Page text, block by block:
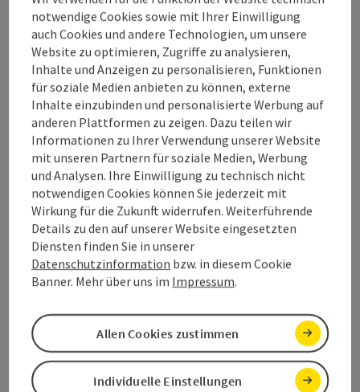
Anreise/Lage
Preise
Barrierefreiheit
Beitrag merken
zum Merkzettel
PDF erstellen
In der Nähe
powered by
notwendige Cookies sowie mit Ihrer Einwilligung
auch Cookies und andere Technologien, um unsere
Website zu optimieren, Zugriffe zu analysieren,
Inhalte und Anzeigen zu personalisieren, Funktionen
für soziale Medien anbieten zu können, externe
Inhalte einzubinden und personalisierte Werbung auf
anderen Plattformen zu zeigen. Dazu teilen wir
Informationen zu Ihrer Verwendung unserer Website
mit unseren Partnern für soziale Medien, Werbung
und Analysen. Ihre Einwilligung zu technisch nicht
notwendigen Cookies können Sie jederzeit mit
Wirkung für die Zukunft widerrufen. Weiterführende
Details zu den auf unserer Website eingesetzten
Diensten finden Sie in unserer
Datenschutzinformation bzw. in diesem Cookie
Banner. Mehr über uns im Impressum.
Individuelle Einstellungen
Allen Cookies zustimmen